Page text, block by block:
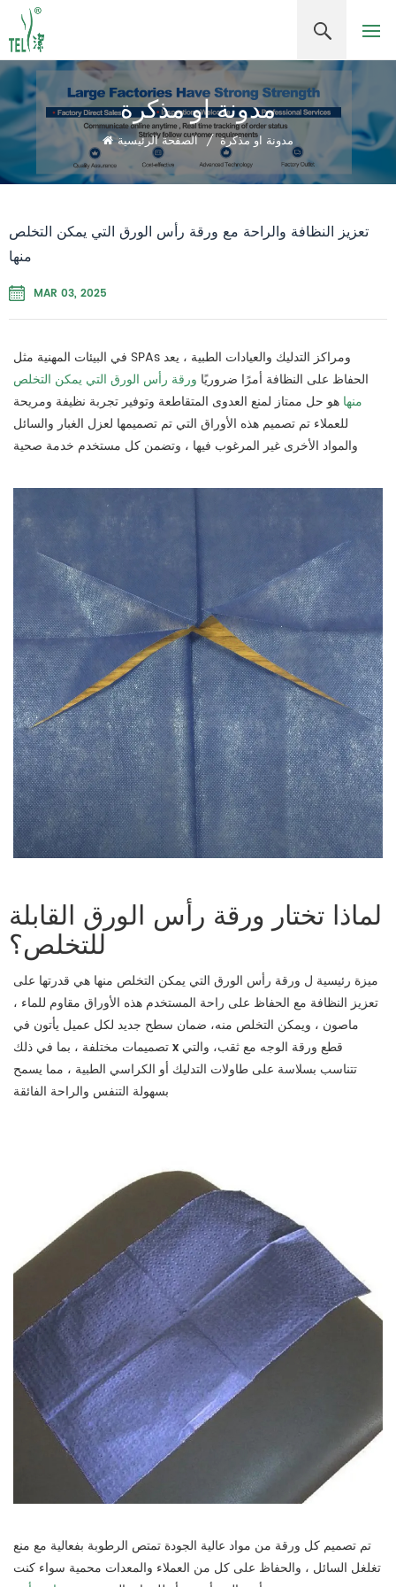
مدونة او مذكرة
الصفحة الرئيسية / مدونة او مذكرة
تعزيز النظافة والراحة مع ورقة رأس الورق التي يمكن التخلص
منها
MAR 03, 2025
في البيئات المهنية مثل SPAs ومراكز التدليك والعيادات الطبية ، يعد
الحفاظ على النظافة أمرًا ضروريًا ورقة رأس الورق التي يمكن التخلص
منها هو حل ممتاز لمنع العدوى المتقاطعة وتوفير تجربة نظيفة ومريحة
للعملاء تم تصميم هذه الأوراق التي تم تصميمها لعزل الغبار والسائل
والمواد الأخرى غير المرغوب فيها ، وتضمن كل مستخدم خدمة صحية
لماذا تختار ورقة رأس الورق القابلة
للتخلص؟
ميزة رئيسية ل ورقة رأس الورق التي يمكن التخلص منها هي قدرتها على
تعزيز النظافة مع الحفاظ على راحة المستخدم هذه الأوراق مقاوم للماء ،
ماصون ، ويمكن التخلص منه، ضمان سطح جديد لكل عميل يأتون في
x قطع ورقة الوجه مع ثقب، والتي
تتناسب بسلاسة على طاولات التدليك أو الكراسي الطبية ، مما يسمح
بسهولة التنفس والراحة الفائقة
تم تصميم كل ورقة من مواد عالية الجودة تمتص الرطوبة بفعالية مع منع
تغلغل السائل ، والحفاظ على كل من العملاء والمعدات محمية سواء كنت